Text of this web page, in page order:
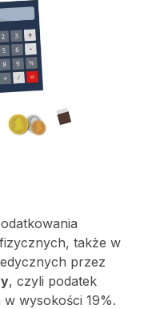
także w
przez
, czyli podatek
wysokości 19%.